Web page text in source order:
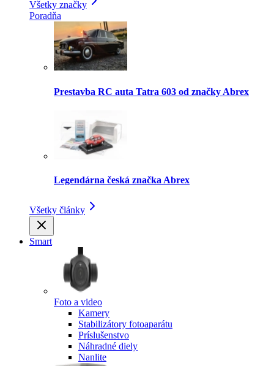
Všetky značky
Poradňa
Prestavba RC auta Tatra 603 od značky Abrex
Legendárna česká značka Abrex
Všetky články
Smart
Foto a video
Kamery
Stabilizátory fotoaparátu
Príslušenstvo
Náhradné diely
Nanlite